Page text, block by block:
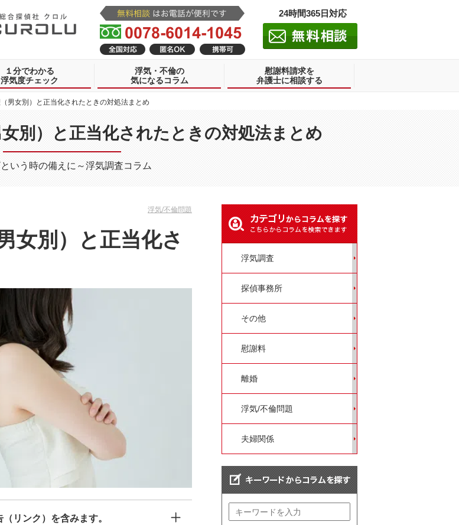
24時間365日対応
１分でわかる
浮気度チェック
浮気・不倫の
気になるコラム
慰謝料請求を
弁護士に相談する
男女別）と正当化されたときの対処法まとめ
別）と正当化されたときの対処法まとめ
いう時の備えに～浮気調査コラム
浮気/不倫問題
女別）と正当化さ
リンク）を含みます。
浮気調査
探偵事務所
その他
慰謝料
離婚
浮気/不倫問題
夫婦関係